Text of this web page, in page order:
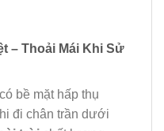
– Thoải Mái Khi Sử
bề mặt hấp thụ
đi chân trần dưới